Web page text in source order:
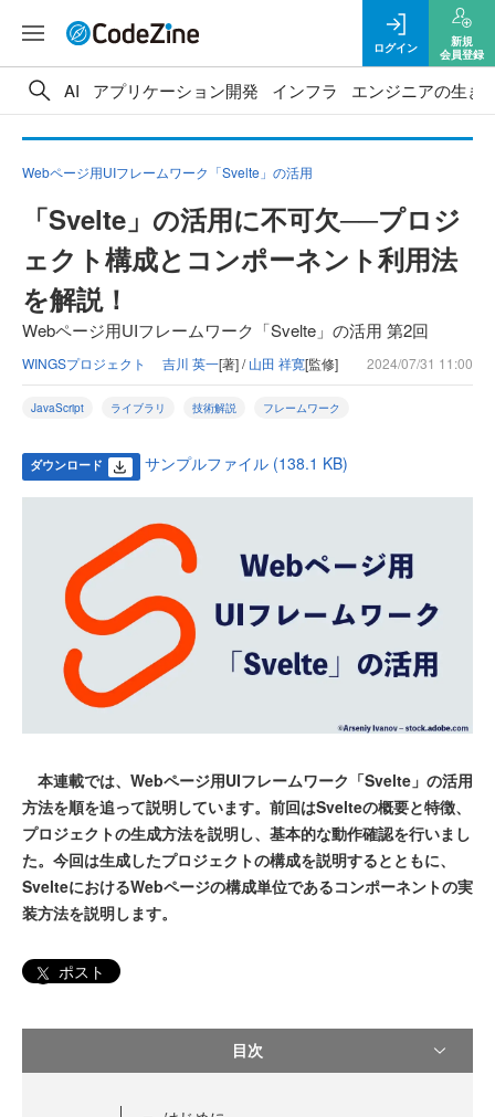
ログイン
新規
会員登録
AI アプリケーション開発 インフラ エンジニアの生き
Webページ用UIフレームワーク「Svelte」の活用
「Svelte」の活用に不可欠──プロジ
ェクト構成とコンポーネント利用法
を解説！
Webページ用UIフレームワーク「Svelte」の活用 第2回
WINGSプロジェクト 吉川 英一[著] /山田 祥寛[監修] 2024/07/31 11:00
JavaScript ライブラリ 技術解説 フレームワーク
ダウンロード サンプルファイル (138.1 KB)
本連載では、Webページ用UIフレームワーク「Svelte」の活用
方法を順を追って説明しています。前回はSvelteの概要と特徴、
プロジェクトの生成方法を説明し、基本的な動作確認を行いまし
た。今回は生成したプロジェクトの構成を説明するとともに、
SvelteにおけるWebページの構成単位であるコンポーネントの実
装方法を説明します。
ポスト
目次